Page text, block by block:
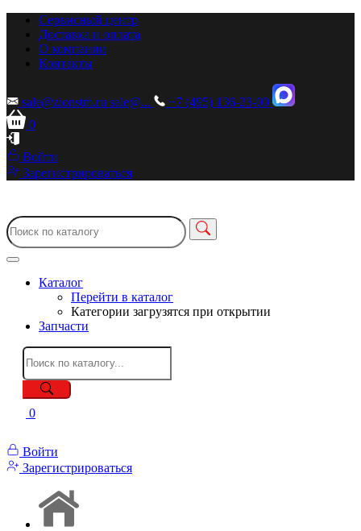
Сервисный центр
Доставка и оплата
О компании
Контакты
sale@zionstm.ru sale@...
+7 (495) 136-23-00
0
Войти
Зарегистрироваться
Каталог
Перейти в каталог
Категории загрузятся при открытии
Запчасти
0
Войти
Зарегистрироваться